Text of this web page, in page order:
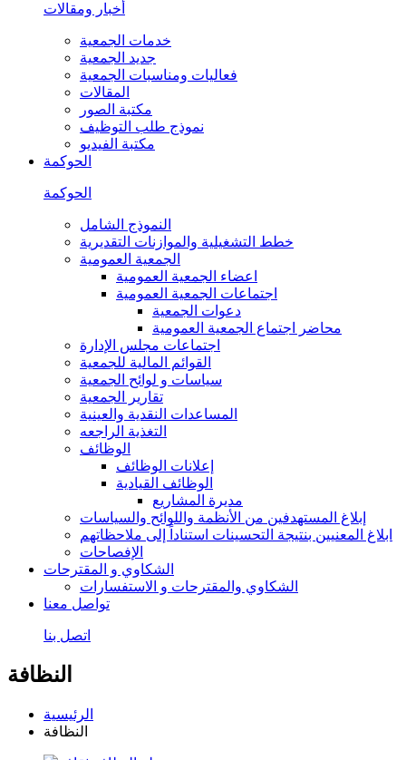
أخبار ومقالات
خدمات الجمعية
جديد الجمعية
فعاليات ومناسبات الجمعية
المقالات
مكتبة الصور
نموذج طلب التوظيف
مكتبة الفيديو
الحوكمة
الحوكمة
النموذج الشامل
خطط التشغيلية والموازنات التقديرية
الجمعية العمومية
اعضاء الجمعية العمومية
اجتماعات الجمعية العمومية
دعوات الجمعية
محاضر اجتماع الجمعية العمومية
اجتماعات مجلس الإدارة
القوائم المالية للجمعية
سياسات و لوائح الجمعية
تقارير الجمعية
المساعدات النقدية والعينية
التغذية الراجعه
الوظائف
إعلانات الوظائف
الوظائف القيادية
مديرة المشاريع
إبلاغ المستهدفين من الأنظمة واللوائح والسياسات
ابلاغ المعنيين بنتيجة التحسينات استناداً إلى ملاحظاتهم
الإفصاحات
الشكاوي و المقترحات
الشكاوي والمقترحات و الاستفسارات
تواصل معنا
اتصل بنا
النظافة
الرئيسية
النظافة